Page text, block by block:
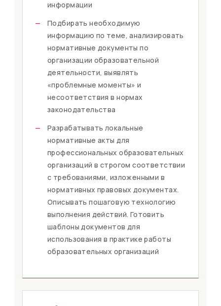
информации
—
Подбирать необходимую
информацию по теме, анализировать
нормативные документы по
организации образовательной
деятельности, выявлять
«проблемные моменты» и
несоответствия в нормах
законодательства
—
Разрабатывать локальные
нормативные акты для
профессиональных образовательных
организаций в строгом соответствии
с требованиями, изложенными в
нормативных правовых документах.
Описывать пошаговую технологию
выполнения действий. Готовить
шаблоны документов для
использования в практике работы
образовательных организаций